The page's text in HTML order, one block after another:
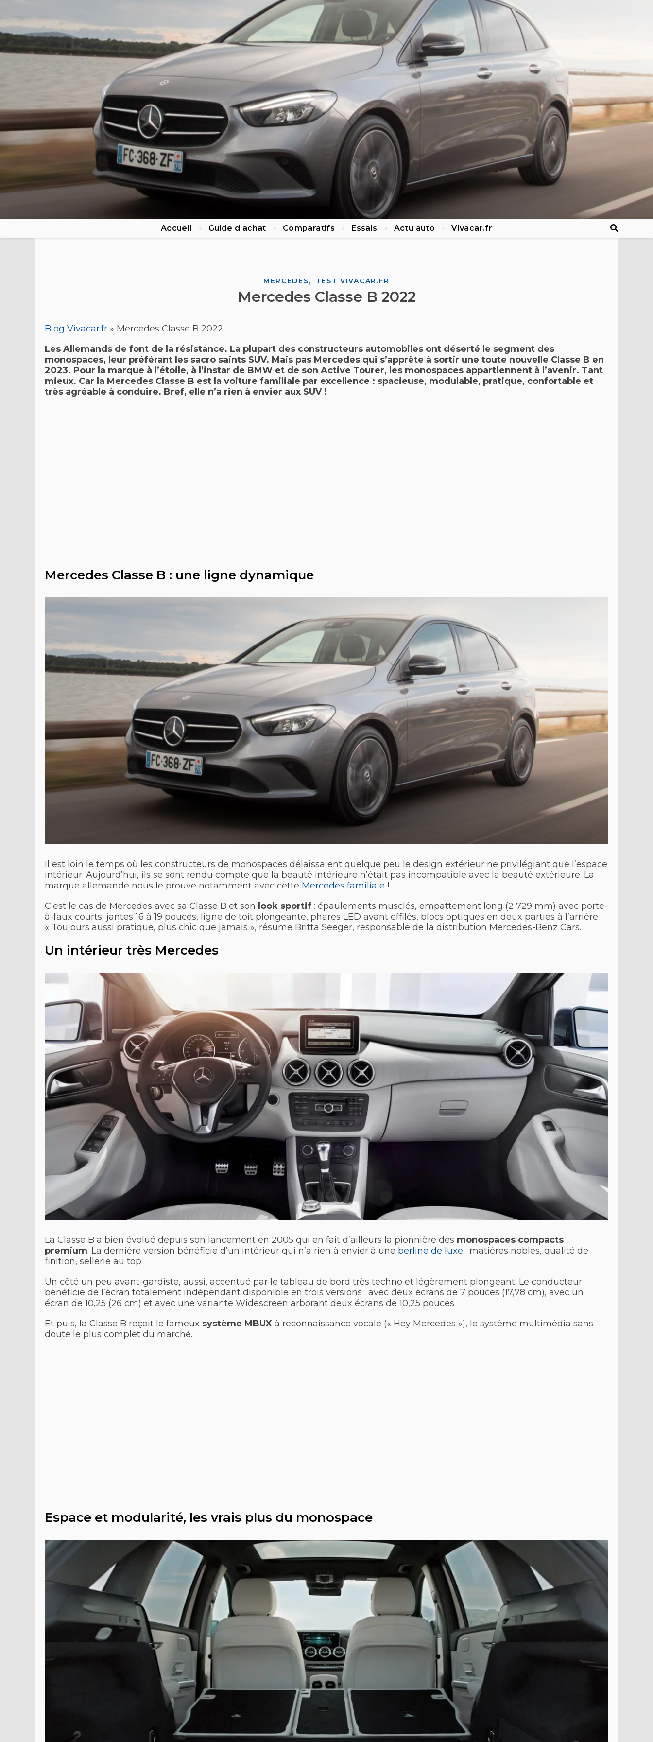
Accueil Guide d’achat Comparatifs Essais Actu auto Vivacar.fr
MERCEDES, TEST VIVACAR.FR
Mercedes Classe B 2022
Blog Vivacar.fr » Mercedes Classe B 2022
Les Allemands de font de la résistance. La plupart des constructeurs automobiles ont déserté le segment des
monospaces, leur préférant les sacro saints SUV. Mais pas Mercedes qui s’apprête à sortir une toute nouvelle Classe B en
2023. Pour la marque à l’étoile, à l’instar de BMW et de son Active Tourer, les monospaces appartiennent à l’avenir. Tant
mieux. Car la Mercedes Classe B est la voiture familiale par excellence : spacieuse, modulable, pratique, confortable et
très agréable à conduire. Bref, elle n’a rien à envier aux SUV !
Mercedes Classe B : une ligne dynamique
Il est loin le temps où les constructeurs de monospaces délaissaient quelque peu le design extérieur ne privilégiant que l’espace
intérieur. Aujourd’hui, ils se sont rendu compte que la beauté intérieure n’était pas incompatible avec la beauté extérieure. La
marque allemande nous le prouve notamment avec cette Mercedes familiale !
C’est le cas de Mercedes avec sa Classe B et son look sportif : épaulements musclés, empattement long (2 729 mm) avec porte-
à-faux courts, jantes 16 à 19 pouces, ligne de toit plongeante, phares LED avant effilés, blocs optiques en deux parties à l’arrière.
« Toujours aussi pratique, plus chic que jamais », résume Britta Seeger, responsable de la distribution Mercedes-Benz Cars.
Un intérieur très Mercedes
La Classe B a bien évolué depuis son lancement en 2005 qui en fait d’ailleurs la pionnière des monospaces compacts
premium. La dernière version bénéficie d’un intérieur qui n’a rien à envier à une berline de luxe : matières nobles, qualité de
finition, sellerie au top.
Un côté un peu avant-gardiste, aussi, accentué par le tableau de bord très techno et légèrement plongeant. Le conducteur
bénéficie de l’écran totalement indépendant disponible en trois versions : avec deux écrans de 7 pouces (17,78 cm), avec un
écran de 10,25 (26 cm) et avec une variante Widescreen arborant deux écrans de 10,25 pouces.
Et puis, la Classe B reçoit le fameux système MBUX à reconnaissance vocale (« Hey Mercedes »), le système multimédia sans
doute le plus complet du marché.
Espace et modularité, les vrais plus du monospace